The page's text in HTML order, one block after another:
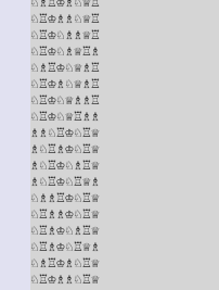
♘♖♔♗♗♘♕♖
♘♖♔♘♗♗♕♖
♘♖♔♘♗♕♖♗
♘♗♖♔♘♕♗♖
♘♖♔♗♘♕♗♖
♘♖♔♘♕♗♗♖
♘♖♔♘♕♖♗♗
♗♗♘♖♔♘♖♕
♗♘♖♗♔♘♖♕
♗♘♖♔♘♗♖♕
♗♘♖♔♘♖♕♗
♘♗♗♖♔♘♖♕
♘♖♗♗♔♘♖♕
♘♖♗♔♘♗♖♕
♘♖♗♔♘♖♕♗
♘♗♖♔♗♘♖♕
♘♖♔♗♗♘♖♕